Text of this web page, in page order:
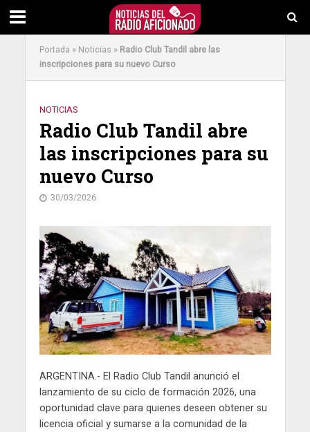
Portada » Noticias » Radio Club Tandil abre las
inscripciones para su nuevo Curso
NOTICIAS
Radio Club Tandil abre
las inscripciones para su
nuevo Curso
30/03/2026
ARGENTINA.- El Radio Club Tandil anunció el
lanzamiento de su ciclo de formación 2026, una
oportunidad clave para quienes deseen obtener su
licencia oficial y sumarse a la comunidad de la